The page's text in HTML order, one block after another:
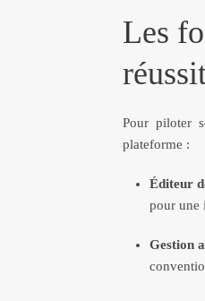
Les
Pour piloter
plateforme :
Éditeur
pour une
Gestion